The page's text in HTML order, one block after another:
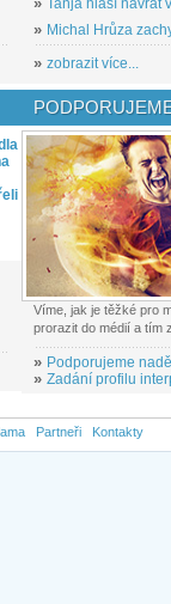
» Michal Hrůza
» zobrazit více...
Víme, jak je těžké pro
prorazit do médií a tím
» Podporujeme
» Zadání profilu
Partneři Kontakty